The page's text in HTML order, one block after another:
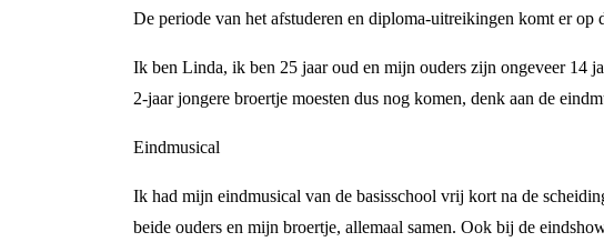
De periode van het afstuderen en diploma-uitreikingen komt er op
Ik ben Linda, ik ben 25 jaar oud en mijn ouders zijn ongeveer 14
2-jaar jongere broertje moesten dus nog komen, denk aan de
Eindmusical
Ik had mijn eindmusical van de basisschool vrij kort na de
beide ouders en mijn broertje, allemaal samen. Ook bij de